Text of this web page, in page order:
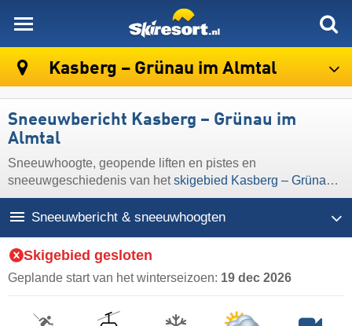
Kasberg – Grünau im Almtal
Sneeuwbericht Kasberg – Grünau im
Almtal
Sneeuwhoogte, geopende liften en pistes en
sneeuwgeschiedenis van hetskigebied Kasberg – Grünau
im Almtal
Sneeuwbericht & sneeuwhoogten
Skigebied gesloten
Geplande start van het winterseizoen: 19 dec 2026